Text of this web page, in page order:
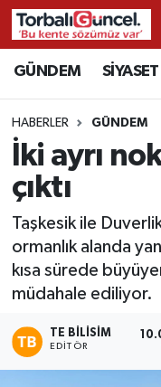
GÜNDEM SİYASET
HABERLER GÜNDEM
İki ayrı
çıktı
Taşkesik ile
ormanlık alanda
kısa sürede
müdahale ediliyor.
TE BILISIM
EDITÖR
İzmir Nöbetçi
İzmir Hava
İzmir Namaz
Süper Lig Puan
Tüm Manşetler
Son Dakika